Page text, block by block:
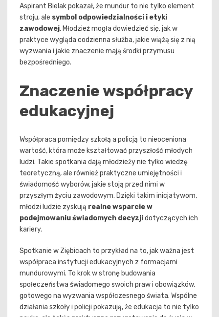
Aspirant Bielak pokazał, że mundur to nie tylko element
stroju, ale symbol odpowiedzialności i etyki
zawodowej. Młodzież mogła dowiedzieć się, jak w
praktyce wygląda codzienna służba, jakie wiążą się z nią
wyzwania i jakie znaczenie mają środki przymusu
bezpośredniego.
Znaczenie współpracy
edukacyjnej
Współpraca pomiędzy szkołą a policją to nieoceniona
wartość, która może kształtować przyszłość młodych
ludzi. Takie spotkania dają młodzieży nie tylko wiedzę
teoretyczną, ale również praktyczne umiejętności i
świadomość wyborów, jakie stoją przed nimi w
przyszłym życiu zawodowym. Dzięki takim inicjatywom,
młodzi ludzie zyskują realne wsparcie w
podejmowaniu świadomych decyzjidotyczących ich
kariery.
Spotkanie w Ziębicach to przykład na to, jak ważna jest
współpraca instytucji edukacyjnych z formacjami
mundurowymi. To krok w stronę budowania
społeczeństwa świadomego swoich praw i obowiązków,
gotowego na wyzwania współczesnego świata. Wspólne
działania szkoły i policji pokazują, że edukacja to nie tylko